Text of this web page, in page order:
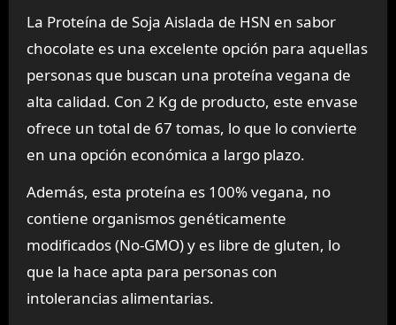
La Proteína de Soja Aislada de HSN en sabor
chocolate es una excelente opción para aquellas
personas que buscan una proteína vegana de
alta calidad. Con 2 Kg de producto, este envase
ofrece un total de 67 tomas, lo que lo convierte
en una opción económica a largo plazo.
Además, esta proteína es 100% vegana, no
contiene organismos genéticamente
modificados (No-GMO) y es libre de gluten, lo
que la hace apta para personas con
intolerancias alimentarias.